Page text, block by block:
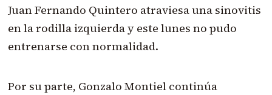
Juan Fernando Quintero atraviesa una sinovitis
en la rodilla izquierda y este lunes no pudo
entrenarse con normalidad.
Por su parte, Gonzalo Montiel continúa